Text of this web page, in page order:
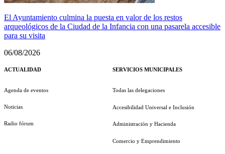
El Ayuntamiento culmina la puesta en valor de los restos
arqueológicos de la Ciudad de la Infancia con una pasarela accesible
para su visita
06/08/2026
ACTUALIDAD
Agenda de eventos
Noticias
Radio fórum
SERVICIOS MUNICIPALES
Todas las delegaciones
Accesibilidad Universal e Inclusión
Administración y Hacienda
Comercio y Emprendimiento